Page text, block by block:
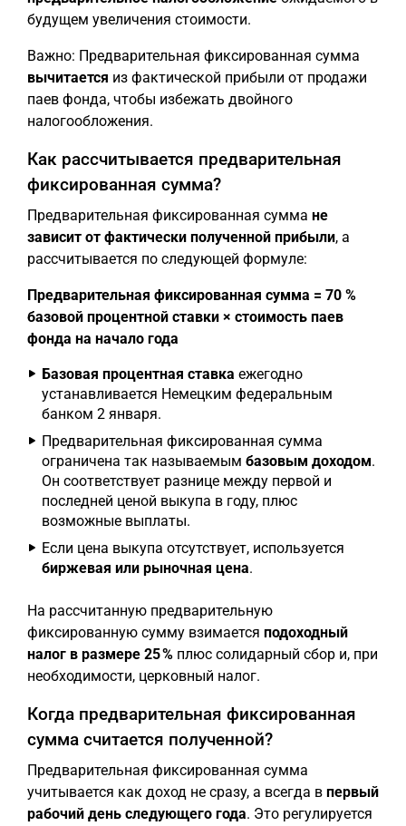
будущем увеличения стоимости.
Важно: Предварительная фиксированная сумма
вычитается из фактической прибыли от продажи
паев фонда, чтобы избежать двойного
налогообложения.
Как рассчитывается предварительная
фиксированная сумма?
Предварительная фиксированная сумма не
зависит от фактически полученной прибыли, а
рассчитывается по следующей формуле:
Предварительная фиксированная сумма = 70 %
базовой процентной ставки × стоимость паев
фонда на начало года
Базовая процентная ставка ежегодно
устанавливается Немецким федеральным
банком 2 января.
Предварительная фиксированная сумма
ограничена так называемым базовым доходом.
Он соответствует разнице между первой и
последней ценой выкупа в году, плюс
возможные выплаты.
Если цена выкупа отсутствует, используется
биржевая или рыночная цена.
На рассчитанную предварительную
фиксированную сумму взимается подоходный
налог в размере 25 % плюс солидарный сбор и, при
необходимости, церковный налог.
Когда предварительная фиксированная
сумма считается полученной?
Предварительная фиксированная сумма
учитывается как доход не сразу, а всегда в первый
рабочий день следующего года. Это регулируется